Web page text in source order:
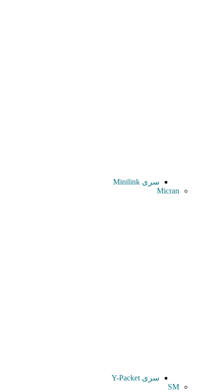
سری Minilink
Micran
سری Y-Packet
SM